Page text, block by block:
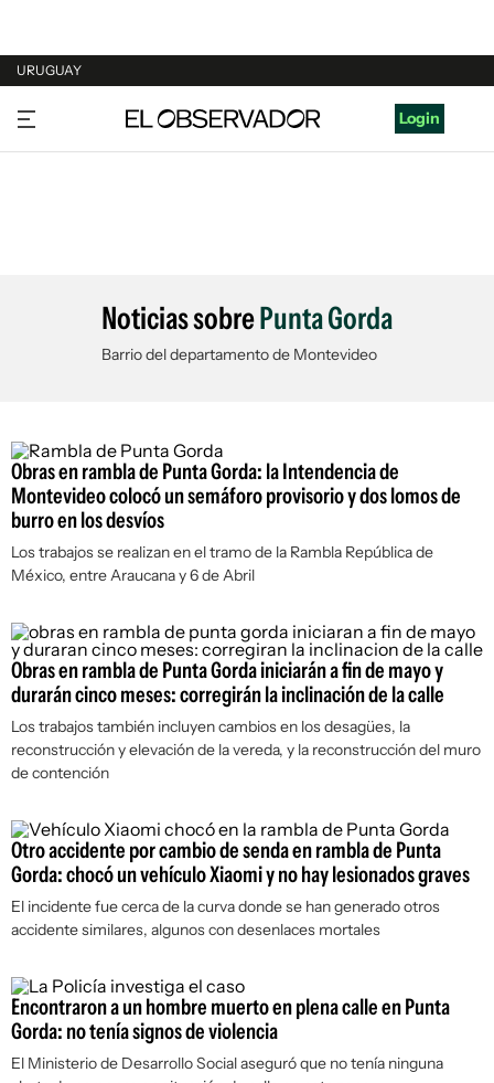
URUGUAY
URUGUAY
ARGENTINA
Login
Noticias sobrePunta Gorda
Barrio del departamento de Montevideo
Obras en rambla de Punta Gorda: la Intendencia de
Montevideo colocó un semáforo provisorio y dos lomos de
burro en los desvíos
Los trabajos se realizan en el tramo de la Rambla República de
México, entre Araucana y 6 de Abril
Obras en rambla de Punta Gorda iniciarán a fin de mayo y
durarán cinco meses: corregirán la inclinación de la calle
Los trabajos también incluyen cambios en los desagües, la
reconstrucción y elevación de la vereda, y la reconstrucción del muro
de contención
Otro accidente por cambio de senda en rambla de Punta
Gorda: chocó un vehículo Xiaomi y no hay lesionados graves
El incidente fue cerca de la curva donde se han generado otros
accidente similares, algunos con desenlaces mortales
Encontraron a un hombre muerto en plena calle en Punta
Gorda: no tenía signos de violencia
El Ministerio de Desarrollo Social aseguró que no tenía ninguna